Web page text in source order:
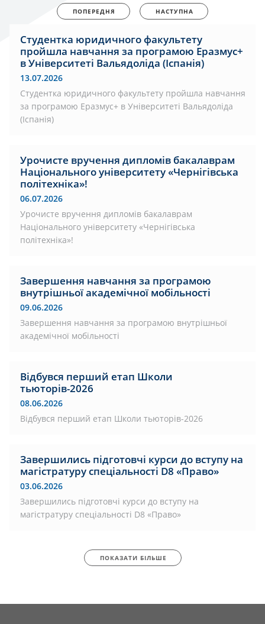
ПОПЕРЕДНЯ НАСТУПНА
Студентка юридичного факультету
пройшла навчання за програмою Еразмус+
в Університеті Вальядоліда (Іспанія)
13.07.2026
Студентка юридичного факультету пройшла навчання
за програмою Еразмус+ в Університеті Вальядоліда
(Іспанія)
Урочисте вручення дипломів бакалаврам
Національного університету «Чернігівська
політехніка»!
06.07.2026
Урочисте вручення дипломів бакалаврам
Національного університету «Чернігівська
політехніка»!
Завершення навчання за програмою
внутрішньої академічної мобільності
09.06.2026
Завершення навчання за програмою внутрішньої
академічної мобільності
Відбувся перший етап Школи
тьюторів-2026
08.06.2026
Відбувся перший етап Школи тьюторів-2026
Завершились підготовчі курси до вступу на
магістратуру спеціальності D8 «Право»
03.06.2026
Завершились підготовчі курси до вступу на
магістратуру спеціальності D8 «Право»
ПОКАЗАТИ БІЛЬШЕ